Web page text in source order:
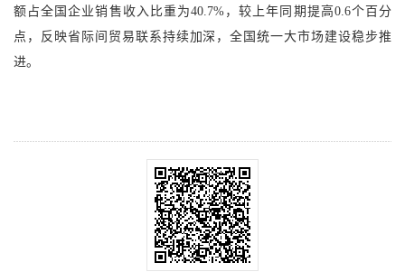
额占全国企业销售收入比重为40.7%，较上年同期提高0.6个百分
点，反映省际间贸易联系持续加深，全国统一大市场建设稳步推
进。